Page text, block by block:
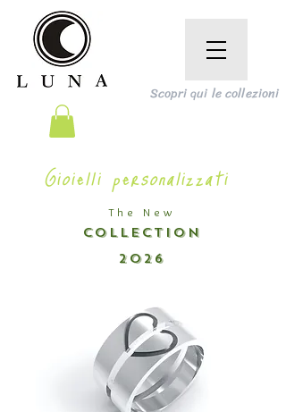
The New
COLLECTION
2026
Scopri qui le collezioni
Gioielli personalizzati